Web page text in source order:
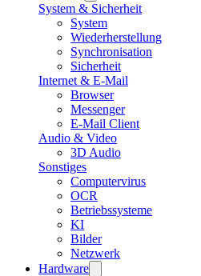
System & Sicherheit
System
Wiederherstellung
Synchronisation
Sicherheit
Internet & E-Mail
Browser
Messenger
E-Mail Client
Audio & Video
3D Audio
Sonstiges
Computervirus
OCR
Betriebssysteme
KI
Bilder
Netzwerk
Hardware